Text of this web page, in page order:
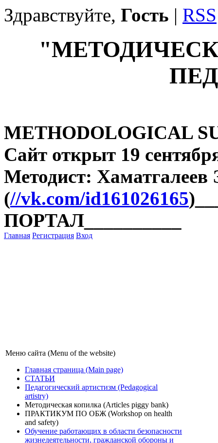
Здравствуйте, Гость | RSS
METHODOLOGICAL
Сайт открыт 19
Методист:
(//vk.com/id161026165
ПОРТАЛ__________
Главная Регистрация Вход
Меню сайта (Menu of the website)
Главная страница (Main page)
СТАТЬИ
Педагогический артистизм (Pedagogical
artistry)
Методическая копилка (Articles piggy bank)
ПРАКТИКУМ ПО ОБЖ (Workshop on health
and safety)
Обучение работающих в области безопасности
жизнедеятельности, гражданской обороны и